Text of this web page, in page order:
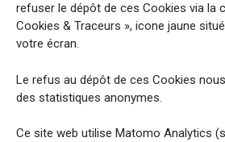
refuser le dépôt de ces Cookies via la
Cookies & Traceurs », icone jaune
votre écran.
Le refus au dépôt de ces Cookies
des statistiques anonymes.
Ce site web utilise Matomo Analytics